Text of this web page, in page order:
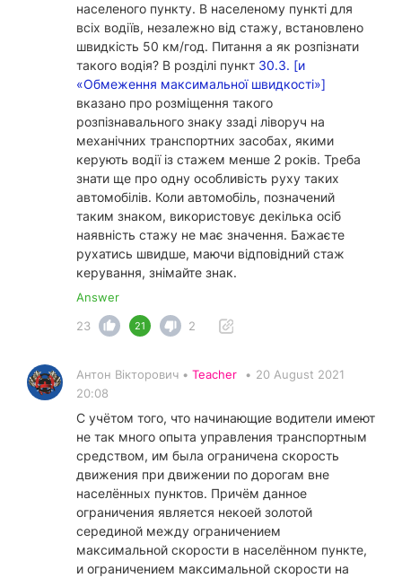
населеного пункту. В населеному пункті для
всіх водіїв, незалежно від стажу, встановлено
швидкість 50 км/год. Питання а як розпізнати
такого водія? В розділі пункт 30.3. [и
«Обмеження максимальної швидкості»]
вказано про розміщення такого
розпізнавального знаку ззаді ліворуч на
механічних транспортних засобах, якими
керують водії із стажем менше 2 років. Треба
знати ще про одну особливість руху таких
автомобілів. Коли автомобіль, позначений
таким знаком, використовує декілька осіб
наявність стажу не має значення. Бажаєте
рухатись швидше, маючи відповідний стаж
керування, знімайте знак.
Answer
23
21 2
Антон Вікторович • Teacher • 20 August 2021
20:08
С учётом того, что начинающие водители имеют
не так много опыта управления транспортным
средством, им была ограничена скорость
движения при движении по дорогам вне
населённых пунктов. Причём данное
ограничения является некоей золотой
серединой между ограничением
максимальной скорости в населённом пункте,
и ограничением максимальной скорости на